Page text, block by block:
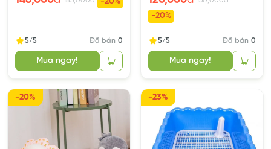
5/5 Đã bán 0
Mua ngay!
-20%
5/5 Đã bán 0
Mua ngay!
-20% -23%